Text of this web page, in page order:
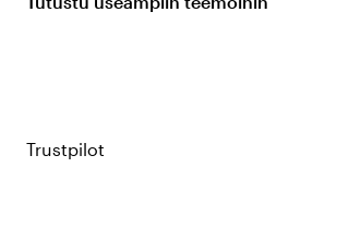
Trustpilot